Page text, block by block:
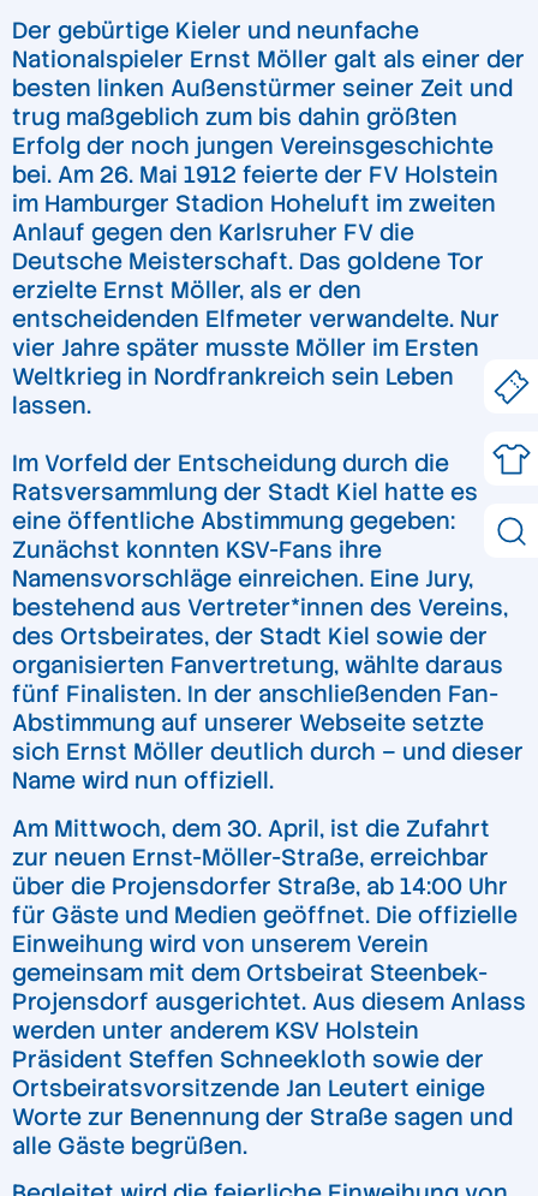
Der gebürtige Kieler und neunfache
Nationalspieler Ernst Möller galt als einer der
besten linken Außenstürmer seiner Zeit und
trug maßgeblich zum bis dahin größten
Erfolg der noch jungen Vereinsgeschichte
bei. Am 26. Mai 1912 feierte der FV Holstein
im Hamburger Stadion Hoheluft im zweiten
Anlauf gegen den Karlsruher FV die
Deutsche Meisterschaft. Das goldene Tor
erzielte Ernst Möller, als er den
entscheidenden Elfmeter verwandelte. Nur
vier Jahre später musste Möller im Ersten
Weltkrieg in Nordfrankreich sein Leben
lassen.
Im Vorfeld der Entscheidung durch die
Ratsversammlung der Stadt Kiel hatte es
eine öffentliche Abstimmung gegeben:
Zunächst konnten KSV-Fans ihre
Namensvorschläge einreichen. Eine Jury,
bestehend aus Vertreter*innen des Vereins,
des Ortsbeirates, der Stadt Kiel sowie der
organisierten Fanvertretung, wählte daraus
fünf Finalisten. In der anschließenden Fan-
Abstimmung auf unserer Webseite setzte
sich Ernst Möller deutlich durch – und dieser
Name wird nun offiziell.
Am Mittwoch, dem 30. April, ist die Zufahrt
zur neuen Ernst-Möller-Straße, erreichbar
über die Projensdorfer Straße, ab 14:00 Uhr
für Gäste und Medien geöffnet. Die offizielle
Einweihung wird von unserem Verein
gemeinsam mit dem Ortsbeirat Steenbek-
Projensdorf ausgerichtet. Aus diesem Anlass
werden unter anderem KSV Holstein
Präsident Steffen Schneekloth sowie der
Ortsbeiratsvorsitzende Jan Leutert einige
Worte zur Benennung der Straße sagen und
alle Gäste begrüßen.